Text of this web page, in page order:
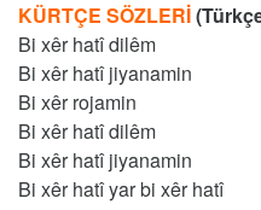
KÜRTÇE SÖZLERİ
Bi xêr hatî dilêm
Bi xêr hatî jiyanamin
Bi xêr rojamin
Bi xêr hatî dilêm
Bi xêr hatî jiyanamin
Bi xêr hatî yar bi xêr hatî